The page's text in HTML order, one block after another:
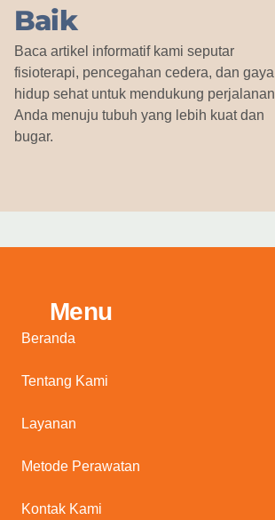
Baik
Baca artikel informatif kami seputar
fisioterapi, pencegahan cedera, dan gaya
hidup sehat untuk mendukung perjalanan
Anda menuju tubuh yang lebih kuat dan
bugar.
Menu
Beranda
Tentang Kami
Layanan
Metode Perawatan
Kontak Kami